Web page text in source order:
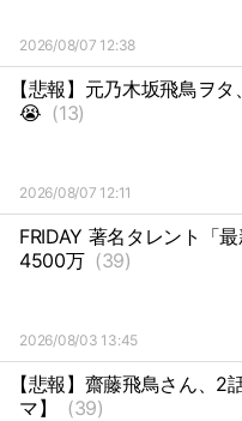
2026/08/07 12:38
【悲報】元乃木坂飛鳥ヲ
😭 (13)
2026/08/07 12:11
FRIDAY 著名タレント「
4500万 (39)
2026/08/03 13:45
【悲報】齋藤飛鳥さん、2
マ】
(39)